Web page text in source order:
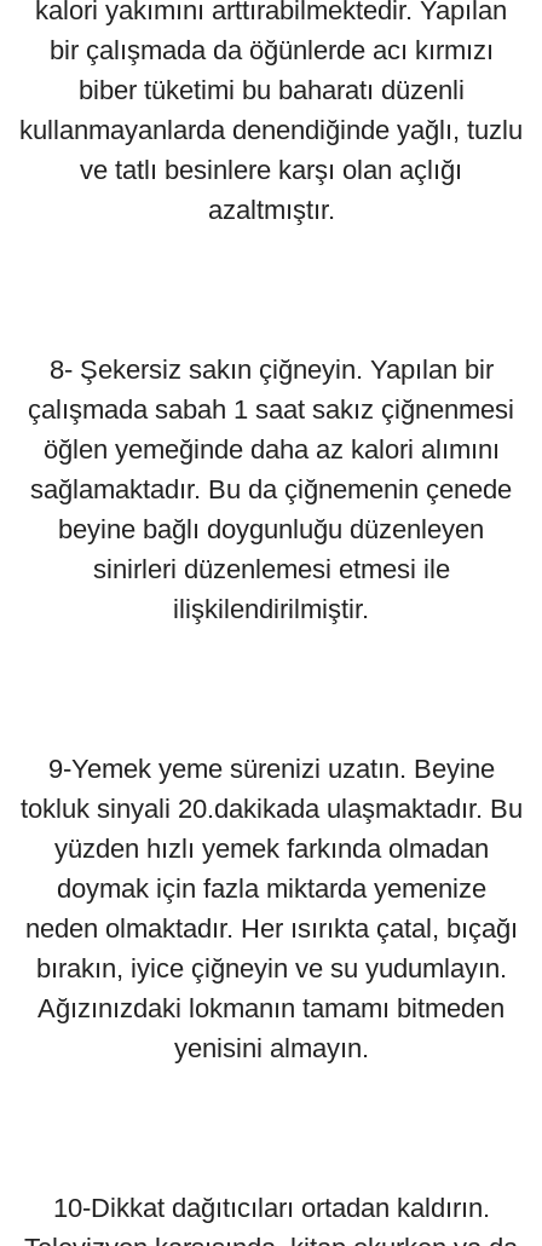
kalori yakımını arttırabilmektedir. Yapılan
bir çalışmada da öğünlerde acı kırmızı
biber tüketimi bu baharatı düzenli
kullanmayanlarda denendiğinde yağlı, tuzlu
ve tatlı besinlere karşı olan açlığı
azaltmıştır.
8- Şekersiz sakın çiğneyin. Yapılan bir
çalışmada sabah 1 saat sakız çiğnenmesi
öğlen yemeğinde daha az kalori alımını
sağlamaktadır. Bu da çiğnemenin çenede
beyine bağlı doygunluğu düzenleyen
sinirleri düzenlemesi etmesi ile
ilişkilendirilmiştir.
9-Yemek yeme sürenizi uzatın. Beyine
tokluk sinyali 20.dakikada ulaşmaktadır. Bu
yüzden hızlı yemek farkında olmadan
doymak için fazla miktarda yemenize
neden olmaktadır. Her ısırıkta çatal, bıçağı
bırakın, iyice çiğneyin ve su yudumlayın.
Ağızınızdaki lokmanın tamamı bitmeden
yenisini almayın.
10-Dikkat dağıtıcıları ortadan kaldırın.